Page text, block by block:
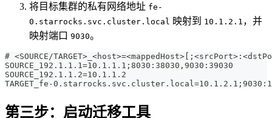
将目标集群的私有网络地址 fe-
0.starrocks.svc.cluster.local 映射到 10.1.2.1 ，并
映射端口 9030。
# <SOURCE/
SOURCE_192.1.1.1=10.1.1.1;8030:38030,9030:39030
SOURCE_192.1.1.2=10.1.1.2
TARGET_fe-
第三步：启动迁移工具